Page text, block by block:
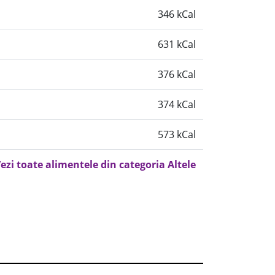
346 kCal
631 kCal
376 kCal
374 kCal
573 kCal
toate alimentele din categoria Altele